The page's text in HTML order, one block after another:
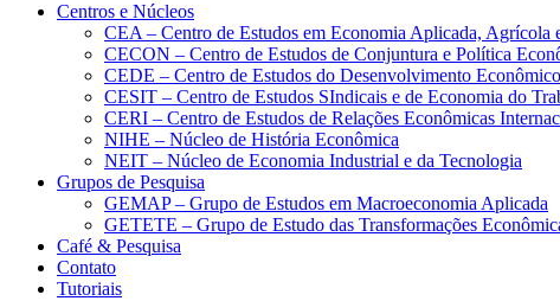
Centros e Núcleos
CEA – Centro de Estudos em Economia Aplicada, Agrícola
CECON – Centro de Estudos de Conjuntura e Política
CEDE – Centro de Estudos do Desenvolvimento Econômico
CESIT – Centro de Estudos SIndicais e de Economia do
CERI – Centro de Estudos de Relações Econômicas
NIHE – Núcleo de História Econômica
NEIT – Núcleo de Economia Industrial e da Tecnologia
Grupos de Pesquisa
GEMAP – Grupo de Estudos em Macroeconomia Aplicada
GETETE – Grupo de Estudo das Transformações
Café & Pesquisa
Contato
Tutoriais